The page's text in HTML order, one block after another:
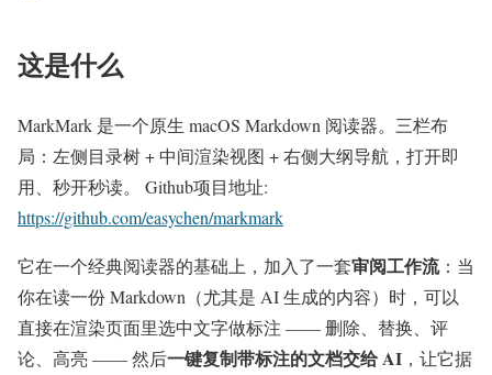
这是什么
MarkMark 是一个原生 macOS Markdown 阅读器。三栏布
局：左侧目录树 + 中间渲染视图 + 右侧大纲导航，打开即
用、秒开秒读。 Github项目地址:
https://github.com/easychen/markmark
它在一个经典阅读器的基础上，加入了一套审阅工作流：当
你在读一份 Markdown（尤其是 AI 生成的内容）时，可以
直接在渲染页面里选中文字做标注 —— 删除、替换、评
论、高亮 —— 然后一键复制带标注的文档交给 AI ，让它据